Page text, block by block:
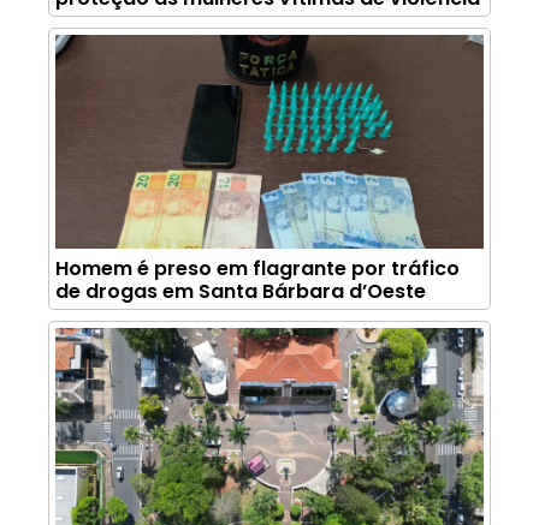
Homem é preso em flagrante por tráfico
de drogas em Santa Bárbara d’Oeste